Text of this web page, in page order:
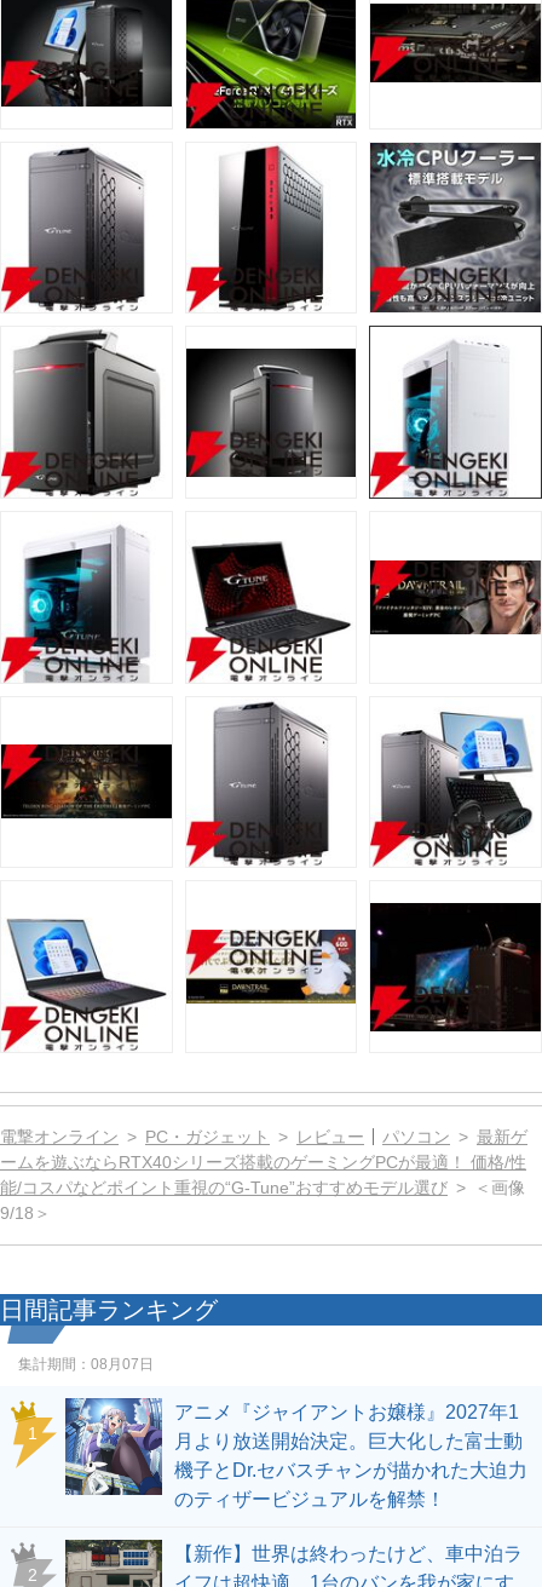
電撃オンライン PC・ガジェット レビュー パソコン
最新ゲ
ームを遊ぶならRTX40シリーズ搭載のゲーミングPCが最適！ 価格/性
能/コスパなどポイント重視の“G-Tune”おすすめモデル選び
＜画像
9/18＞
日間記事ランキング
集計期間： 08月07日
1
アニメ『ジャイアントお嬢様』2027年1
月より放送開始決定。巨大化した富士動
機子とDr.セバスチャンが描かれた大迫力
のティザービジュアルを解禁！
2
【新作】世界は終わったけど、車中泊ラ
イフは超快適。1台のバンを我が家にす